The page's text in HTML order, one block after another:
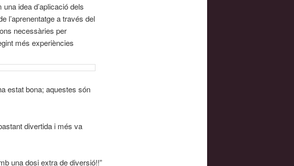
idea d’aplicació dels
l’aprenentatge a través del
necessàries per
més experiències
estat bona; aquestes són
divertida i més va
una dosi extra de diversió!!”